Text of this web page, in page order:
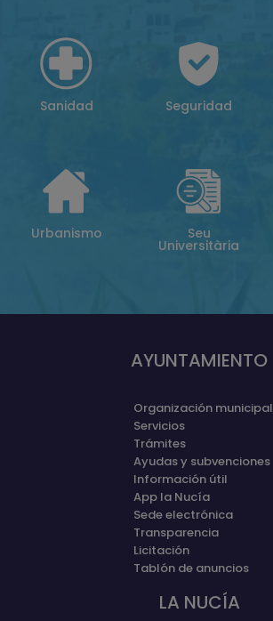
Sanidad Seguridad
Urbanismo Seu
Universitària
AYUNTAMIENTO
Organización municipal
Servicios
Trámites
Ayudas y subvenciones
Información útil
App la Nucía
Sede electrónica
Transparencia
Licitación
Tablón de anuncios
LA NUCÍA